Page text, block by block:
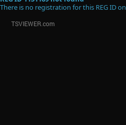
There is no registration for this REG ID on